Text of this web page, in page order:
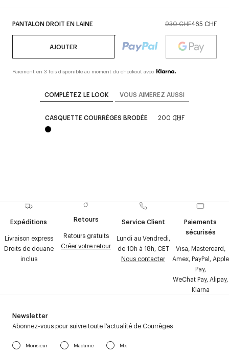
PANTALON DROIT EN LAINE 930 CHF465 CHF
AJOUTER
Paiement en 3 fois disponible au moment du checkout avec
COMPLÉTEZ LE LOOK VOUS AIMEREZ AUSSI
CASQUETTE COURRÈGES BRODÉE 200 CHF
Expéditions
Livraison express
Droits de douane
inclus
Retours
Retours gratuits
Créer votre retour
Service Client
Lundi au Vendredi,
de 10h à 18h, CET
Nous contacter
Paiements
sécurisés
Visa, Mastercard,
Amex, PayPal, Apple
Pay,
WeChat Pay, Alipay,
Klarna
Newsletter
Abonnez-vous pour suivre toute l’actualité de Courrèges
Monsieur Madame Mx